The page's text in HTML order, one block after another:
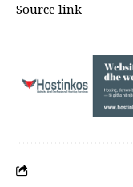
Source link